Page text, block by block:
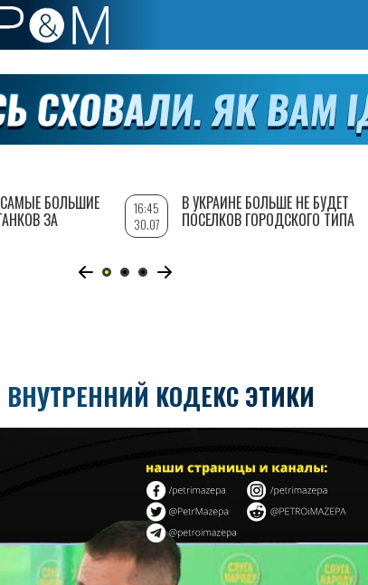
КОДЕКС ЭТИКИ
БОЛЬШИЕ
ЗА
16:45
30.07
В УКРАИНЕ БОЛЬШЕ НЕ БУДЕТ
ПОСЕЛКОВ ГОРОДСКОГО ТИПА